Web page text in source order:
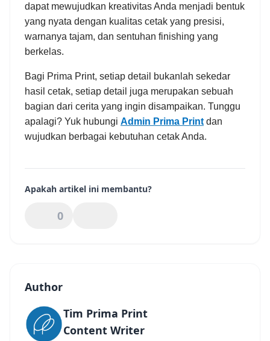
dapat mewujudkan kreativitas Anda menjadi bentuk
yang nyata dengan kualitas cetak yang presisi,
warnanya tajam, dan sentuhan finishing yang
berkelas.
Bagi Prima Print, setiap detail bukanlah sekedar
hasil cetak, setiap detail juga merupakan sebuah
bagian dari cerita yang ingin disampaikan. Tunggu
apalagi? Yuk hubungi Admin Prima Print dan
wujudkan berbagai kebutuhan cetak Anda.
Apakah artikel ini membantu?
0
Author
Tim Prima Print
Content Writer